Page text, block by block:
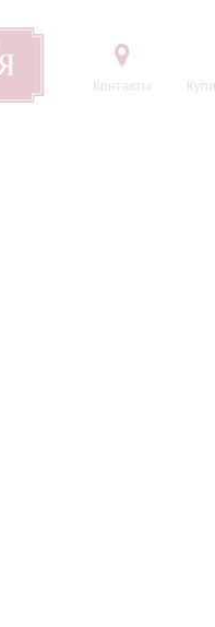
Контакты